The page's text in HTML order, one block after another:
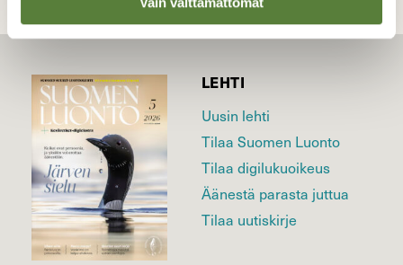
LEHTI
Uusin lehti
Tilaa Suomen Luonto
Tilaa digilukuoikeus
Äänestä parasta juttua
Tilaa uutiskirje